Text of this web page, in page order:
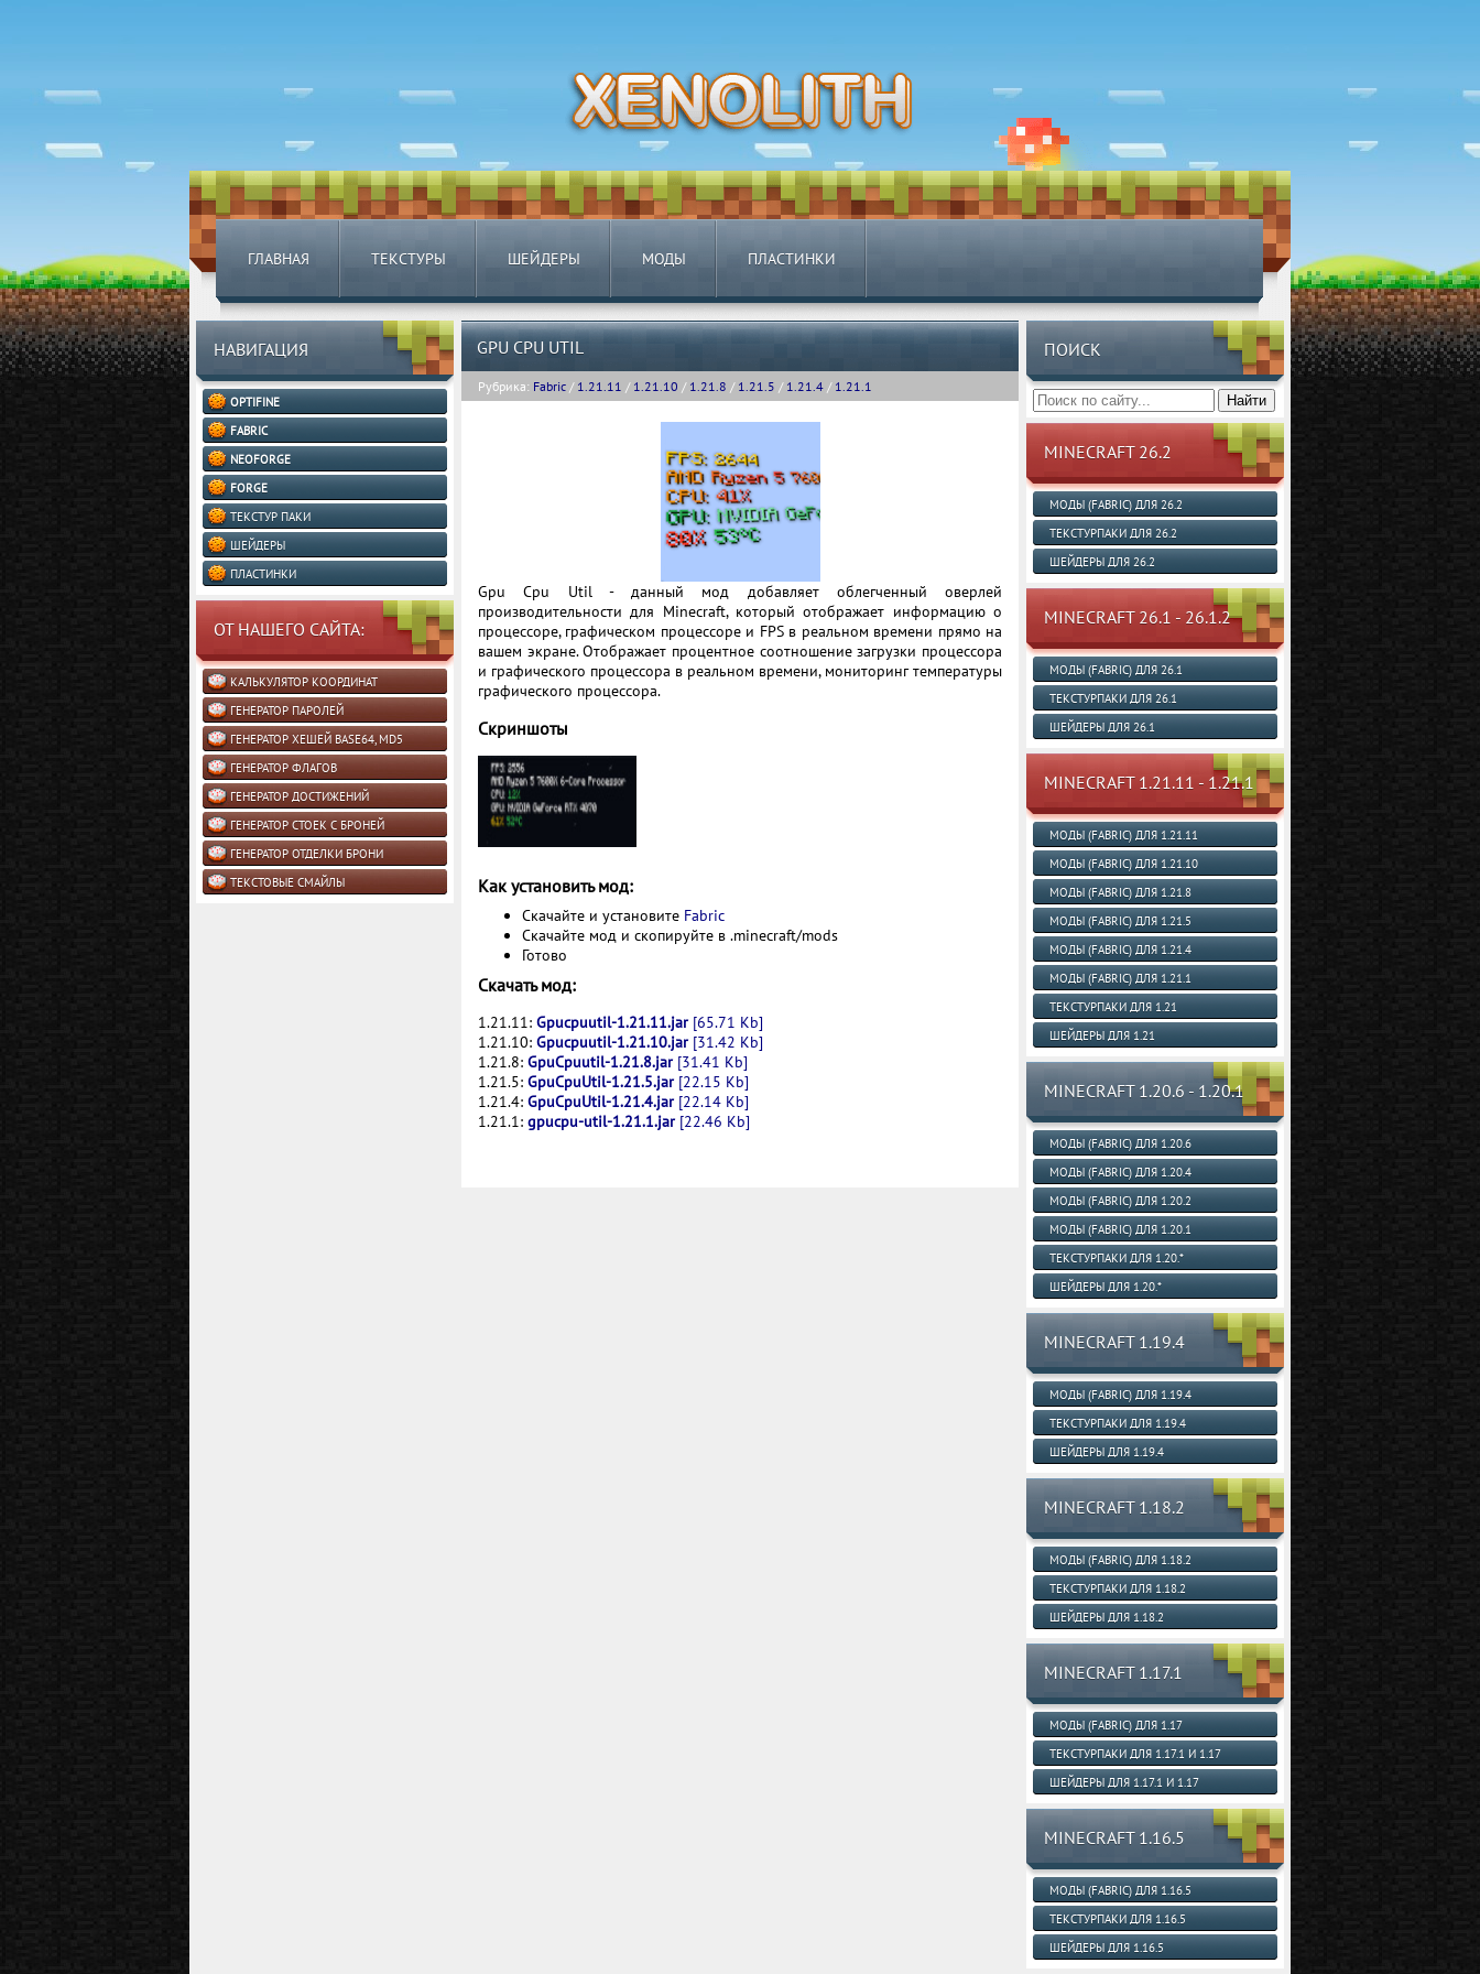
ГЛАВНАЯ ТЕКСТУРЫ ШЕЙДЕРЫ МОДЫ ПЛАСТИНКИ
НАВИГАЦИЯ
OPTIFINE
FABRIC
NEOFORGE
FORGE
ТЕКСТУР ПАКИ
ШЕЙДЕРЫ
ПЛАСТИНКИ
ОТ НАШЕГО САЙТА:
КАЛЬКУЛЯТОР КООРДИНАТ
ГЕНЕРАТОР ПАРОЛЕЙ
ГЕНЕРАТОР ХЕШЕЙ BASE64, MD5
ГЕНЕРАТОР ФЛАГОВ
ГЕНЕРАТОР ДОСТИЖЕНИЙ
ГЕНЕРАТОР СТОЕК С БРОНЕЙ
ГЕНЕРАТОР ОТДЕЛКИ БРОНИ
ТЕКСТОВЫЕ СМАЙЛЫ
ПОИСК
Найти
MINECRAFT 26.2
МОДЫ (FABRIC) ДЛЯ 26.2
ТЕКСТУРПАКИ ДЛЯ 26.2
ШЕЙДЕРЫ ДЛЯ 26.2
MINECRAFT 26.1 - 26.1.2
МОДЫ (FABRIC) ДЛЯ 26.1
ТЕКСТУРПАКИ ДЛЯ 26.1
ШЕЙДЕРЫ ДЛЯ 26.1
MINECRAFT 1.21.11 - 1.21.1
МОДЫ (FABRIC) ДЛЯ 1.21.11
МОДЫ (FABRIC) ДЛЯ 1.21.10
МОДЫ (FABRIC) ДЛЯ 1.21.8
МОДЫ (FABRIC) ДЛЯ 1.21.5
МОДЫ (FABRIC) ДЛЯ 1.21.4
МОДЫ (FABRIC) ДЛЯ 1.21.1
ТЕКСТУРПАКИ ДЛЯ 1.21
ШЕЙДЕРЫ ДЛЯ 1.21
MINECRAFT 1.20.6 - 1.20.1
МОДЫ (FABRIC) ДЛЯ 1.20.6
МОДЫ (FABRIC) ДЛЯ 1.20.4
МОДЫ (FABRIC) ДЛЯ 1.20.2
МОДЫ (FABRIC) ДЛЯ 1.20.1
ТЕКСТУРПАКИ ДЛЯ 1.20.*
ШЕЙДЕРЫ ДЛЯ 1.20.*
MINECRAFT 1.19.4
МОДЫ (FABRIC) ДЛЯ 1.19.4
ТЕКСТУРПАКИ ДЛЯ 1.19.4
ШЕЙДЕРЫ ДЛЯ 1.19.4
MINECRAFT 1.18.2
МОДЫ (FABRIC) ДЛЯ 1.18.2
ТЕКСТУРПАКИ ДЛЯ 1.18.2
ШЕЙДЕРЫ ДЛЯ 1.18.2
MINECRAFT 1.17.1
МОДЫ (FABRIC) ДЛЯ 1.17
ТЕКСТУРПАКИ ДЛЯ 1.17.1 И 1.17
ШЕЙДЕРЫ ДЛЯ 1.17.1 И 1.17
MINECRAFT 1.16.5
МОДЫ (FABRIC) ДЛЯ 1.16.5
ТЕКСТУРПАКИ ДЛЯ 1.16.5
ШЕЙДЕРЫ ДЛЯ 1.16.5
GPU CPU UTIL
Рубрика: Fabric / 1.21.11 / 1.21.10 / 1.21.8 / 1.21.5 / 1.21.4 / 1.21.1
Gpu Cpu Util - данный мод добавляет облегченный оверлей
производительности для Minecraft, который отображает информацию о
процессоре, графическом процессоре и FPS в реальном времени прямо на
вашем экране. Отображает процентное соотношение загрузки процессора
и графического процессора в реальном времени, мониторинг температуры
графического процессора.
Скриншоты
Как установить мод:
Скачайте и установите Fabric
Скачайте мод и скопируйте в .minecraft/mods
Готово
Скачать мод:
1.21.11: Gpucpuutil-1.21.11.jar [65.71 Kb]
1.21.10: Gpucpuutil-1.21.10.jar [31.42 Kb]
1.21.8: GpuCpuutil-1.21.8.jar [31.41 Kb]
1.21.5: GpuCpuUtil-1.21.5.jar [22.15 Kb]
1.21.4: GpuCpuUtil-1.21.4.jar [22.14 Kb]
1.21.1: gpucpu-util-1.21.1.jar [22.46 Kb]